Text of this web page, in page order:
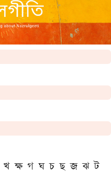
খ ক্ষ গ ঘ চ ছ জ ঝ ট